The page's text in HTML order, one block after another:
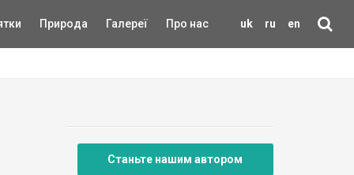
uk ru en
Природа Галереї Про нас
Станьте нашим автором